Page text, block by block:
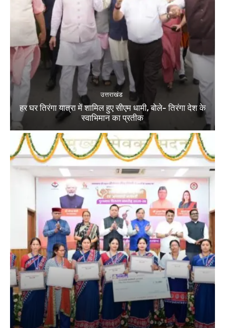
उत्तराखंड
हर घर तिरंगा यात्रा में शामिल हुए सीएम धामी, बोले- तिरंगा देश के
स्वाभिमान का प्रतीक